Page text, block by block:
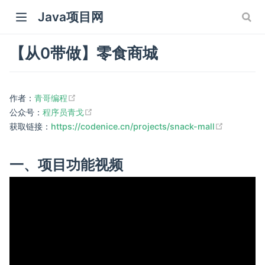
Java项目网
window)
【从0带做】零食商城
作者： 青哥编程
公众号： 程序员青戈
获取链接： https://codenice.cn/projects/snack-mall
一、项目功能视频